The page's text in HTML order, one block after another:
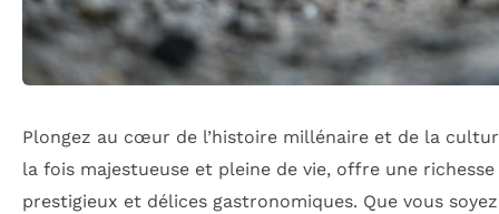
Plongez au cœur de l’histoire millénaire et de la
la fois majestueuse et pleine de vie, offre une
prestigieux et délices gastronomiques. Que vous